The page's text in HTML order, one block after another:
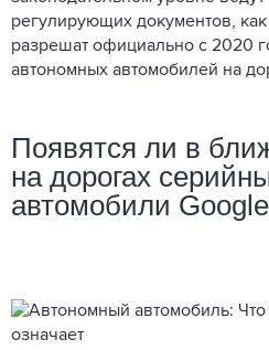
регулирующих документов,
разрешат официально с 2020
автономных автомобилей на
Появятся ли в
на дорогах
автомобили